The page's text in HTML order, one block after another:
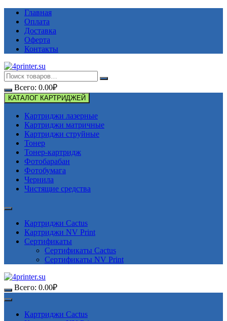
Перейти
содержимому
Главная
Оплата
Доставка
Оферта
Контакты
Всего: 0.00₽
КАТАЛОГ КАРТРИДЖЕЙ
Картриджи лазерные
Картриджи матричные
Картриджи струйные
Тонер
Тонер-картридж
Фотобарабан
Фотобумага
Чернила
Чистящие средства
Картриджи Cactus
Картриджи NV Print
Сертификаты
Сертификаты Cactus
Сертификаты NV Print
Всего: 0.00₽
Картриджи Cactus